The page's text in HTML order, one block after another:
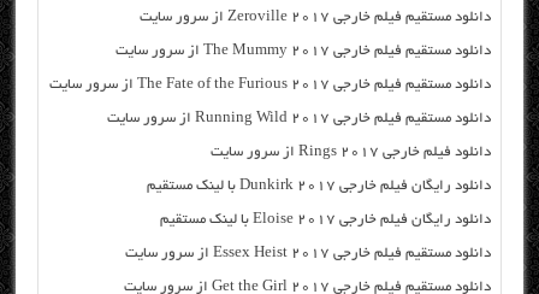
دانلود مستقیم فیلم خارجی Zeroville 2017 از سرور سایت
دانلود مستقیم فیلم خارجی The Mummy 2017 از سرور سایت
دانلود مستقیم فیلم خارجی The Fate of the Furious 2017 از سرور سایت
دانلود مستقیم فیلم خارجی Running Wild 2017 از سرور سایت
دانلود فیلم خارجی Rings 2017 از سرور سایت
دانلود رایگان فیلم خارجی Dunkirk 2017 با لینک مستقیم
دانلود رایگان فیلم خارجی Eloise 2017 با لینک مستقیم
دانلود مستقیم فیلم خارجی Essex Heist 2017 از سرور سایت
دانلود مستقیم فیلم خارجی Get the Girl 2017 از سرور سایت